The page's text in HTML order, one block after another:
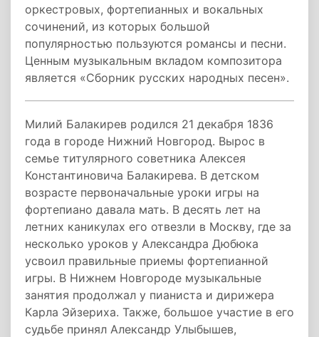
оркестровых, фортепианных и вокальных
сочинений, из которых большой
популярностью пользуются романсы и песни.
Ценным музыкальным вкладом композитора
является «Сборник русских народных песен».
Милий Балакирев родился 21 декабря 1836
года в городе Нижний Новгород. Вырос в
семье титулярного советника Алексея
Константиновича Балакирева. В детском
возрасте первоначальные уроки игры на
фортепиано давала мать. В десять лет на
летних каникулах его отвезли в Москву, где за
несколько уроков у Александра Дюбюка
усвоил правильные приемы фортепианной
игры. В Нижнем Новгороде музыкальные
занятия продолжал у пианиста и дирижера
Карла Эйзериха. Также, большое участие в его
судьбе принял Александр Улыбышев,